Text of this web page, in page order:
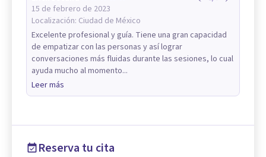
15 de febrero de 2023
Localización: Ciudad de México
Excelente profesional y guía. Tiene una gran capacidad
de empatizar con las personas y así lograr
conversaciones más fluidas durante las sesiones, lo cual
ayuda mucho al momento...
Leer más
Reserva tu cita